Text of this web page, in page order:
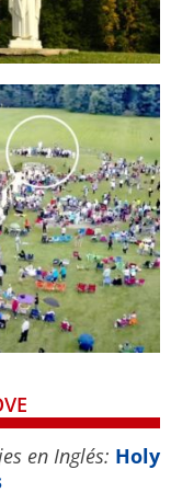
en Inglés: Holy